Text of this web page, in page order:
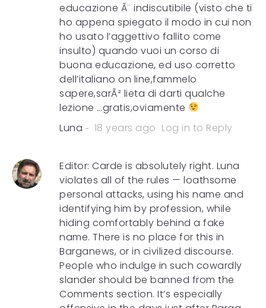
educazione Ã¨ indiscutibile (visto che ti
ho appena spiegato il modo in cui non
ho usato l’aggettivo fallito come
insulto) quando vuoi un corso di
buona educazione, ed uso corretto
dell’italiano on line,fammelo
sapere,sarÃ² lieta di darti qualche
lezione …gratis,oviamente
Luna
18 years ago Log in to Reply
Editor: Carde is absolutely right. Luna
violates all of the rules — loathsome
personal attacks, using his name and
identifying him by profession, while
hiding comfortably behind a fake
name. There is no place for this in
Barganews, or in civilized discourse.
People who indulge in such cowardly
slander should be banned from the
Comments section. It’s especially